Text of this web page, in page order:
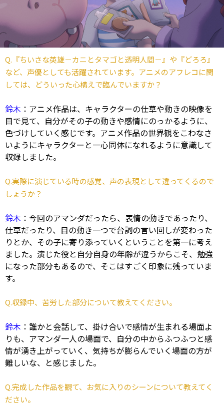
Q.『ちいさな英雄－カニとタマゴと透明人間－』や『どろろ』
など、声優としても活躍されています。アニメのアフレコに関
しては、どういった心構えで臨んでいますか？
鈴木 ：アニメ作品は、キャラクターの仕草や動きの映像を
目で見て、自分がその子の動きや感情にのっかるように、
色づけしていく感じです。アニメ作品の世界観をこわなさ
いようにキャラクターと一心同体になれるように意識して
収録しました。
Q.実際に演じている時の感覚、声の表現として違ってくるので
しょうか？
鈴木 ：今回のアマンダだったら、表情の動きであったり、
仕草だったり、目の動き一つで台詞の言い回しが変わった
りとか、その子に寄り添っていくということを第一に考え
ました。演じた役と自分自身の年齢が違うからこそ、勉強
になった部分もあるので、そこはすごく印象に残っていま
す。
Q.収録中、苦労した部分について教えてください。
鈴木 ：誰かと会話して、掛け合いで感情が生まれる場面よ
りも、アマンダ一人の場面で、自分の中からふつふつと感
情が湧き上がっていく、気持ちが膨らんでいく場面の方が
難しいな、と感じました。
Q.完成した作品を観て、お気に入りのシーンについて教えてく
ださい。